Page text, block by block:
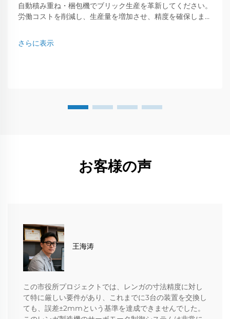
自動積み重ね・梱包機でブリック生産を革新してください。
労働コストを削減し、生産量を増加させ、精度を確保しま
さらに表示
お客様の声
王海涛
この市役所プロジェクトでは、レンガの寸法精度に対し
て特に厳しい要件があり、これまでに3台の装置を交換し
ても、誤差±2mmという基準を達成できませんでした。